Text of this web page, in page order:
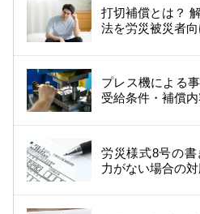
打切補償とは？
法を労災被災者
プレス機による
受給条件・補償
労災様式8号の
力がない場合の